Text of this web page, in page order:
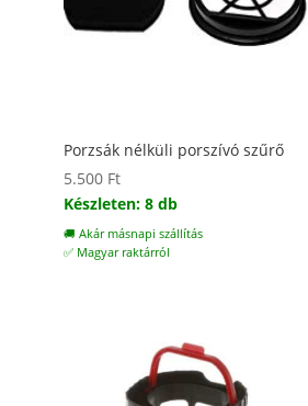
Porzsák nélküli porszívó szűrő
5.500 Ft
Készleten: 8 db
🚚 Akár másnapi szállítás
✅ Magyar raktárról